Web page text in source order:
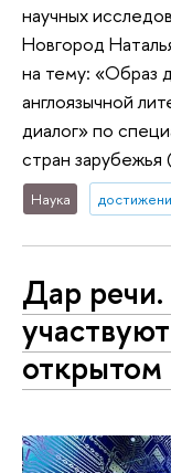
научных
Новгород
на тему: «Образ
англоязычной
диалог» по
стран зарубежья
Наука
Дар
открытом